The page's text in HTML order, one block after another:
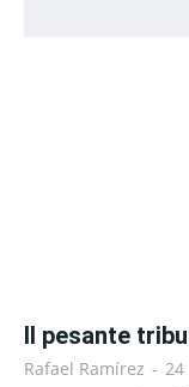
Il pesante
Rafael Ramírez - 24